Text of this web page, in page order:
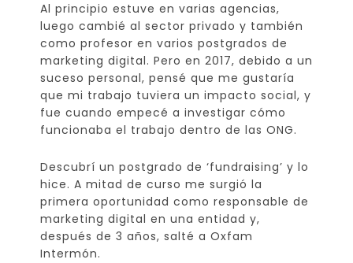
Al principio estuve en varias agencias,
luego cambié al sector privado y también
como profesor en varios postgrados de
marketing digital. Pero en 2017, debido a un
suceso personal, pensé que me gustaría
que mi trabajo tuviera un impacto social, y
fue cuando empecé a investigar cómo
funcionaba el trabajo dentro de las ONG.
Descubrí un postgrado de ‘fundraising’ y lo
hice. A mitad de curso me surgió la
primera oportunidad como responsable de
marketing digital en una entidad y,
después de 3 años, salté a Oxfam
Intermón.